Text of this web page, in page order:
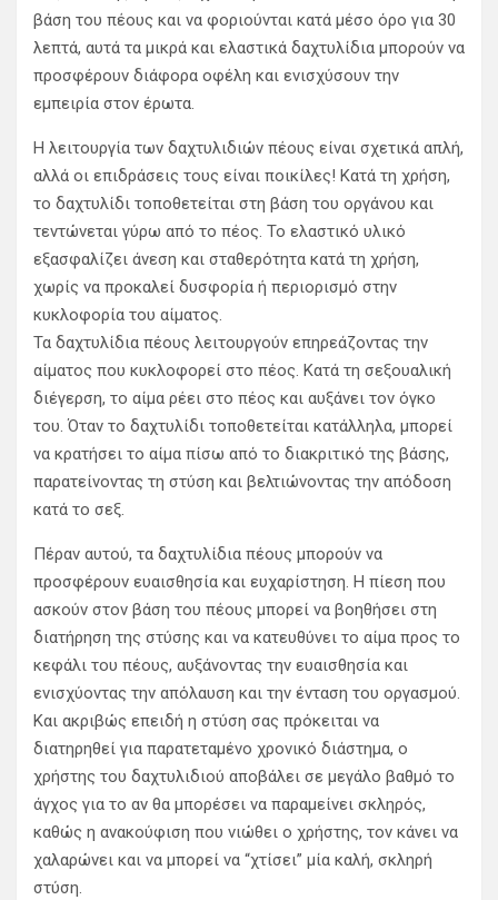
βάση του πέους και να φοριούνται κατά μέσο όρο για 30
λεπτά, αυτά τα μικρά και ελαστικά δαχτυλίδια μπορούν να
προσφέρουν διάφορα οφέλη και ενισχύσουν την
εμπειρία στον έρωτα.
Η λειτουργία των δαχτυλιδιών πέους είναι σχετικά απλή,
αλλά οι επιδράσεις τους είναι ποικίλες! Κατά τη χρήση,
το δαχτυλίδι τοποθετείται στη βάση του οργάνου και
τεντώνεται γύρω από το πέος. Το ελαστικό υλικό
εξασφαλίζει άνεση και σταθερότητα κατά τη χρήση,
χωρίς να προκαλεί δυσφορία ή περιορισμό στην
κυκλοφορία του αίματος.
Τα δαχτυλίδια πέους λειτουργούν επηρεάζοντας την
αίματος που κυκλοφορεί στο πέος. Κατά τη σεξουαλική
διέγερση, το αίμα ρέει στο πέος και αυξάνει τον όγκο
του. Όταν το δαχτυλίδι τοποθετείται κατάλληλα, μπορεί
να κρατήσει το αίμα πίσω από το διακριτικό της βάσης,
παρατείνοντας τη στύση και βελτιώνοντας την απόδοση
κατά το σεξ.
Πέραν αυτού, τα δαχτυλίδια πέους μπορούν να
προσφέρουν ευαισθησία και ευχαρίστηση. Η πίεση που
ασκούν στον βάση του πέους μπορεί να βοηθήσει στη
διατήρηση της στύσης και να κατευθύνει το αίμα προς το
κεφάλι του πέους, αυξάνοντας την ευαισθησία και
ενισχύοντας την απόλαυση και την ένταση του οργασμού.
Και ακριβώς επειδή η στύση σας πρόκειται να
διατηρηθεί για παρατεταμένο χρονικό διάστημα, ο
χρήστης του δαχτυλιδιού αποβάλει σε μεγάλο βαθμό το
άγχος για το αν θα μπορέσει να παραμείνει σκληρός,
καθώς η ανακούφιση που νιώθει ο χρήστης, τον κάνει να
χαλαρώνει και να μπορεί να “χτίσει” μία καλή, σκληρή
στύση.